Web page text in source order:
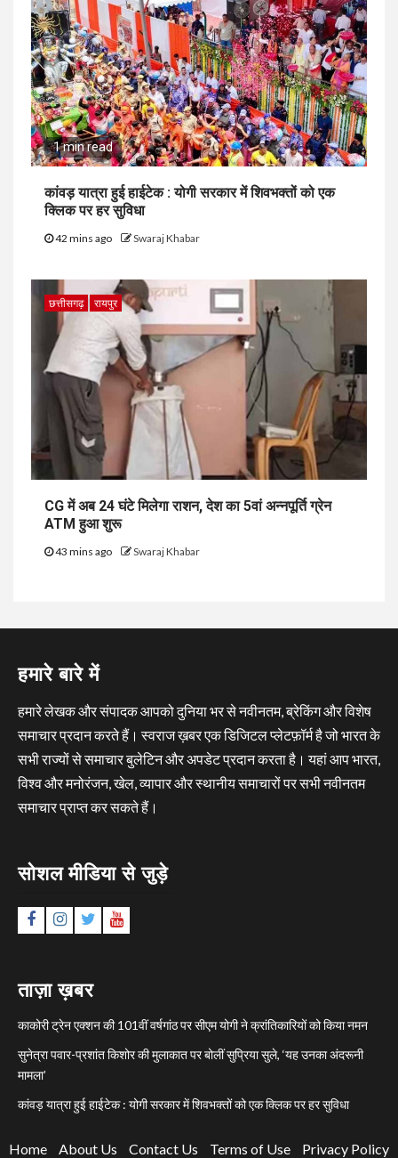
1 min read
कांवड़ यात्रा हुई हाईटेक : योगी सरकार में शिवभक्तों को एक
क्लिक पर हर सुविधा
42 mins ago Swaraj Khabar
छत्तीसगढ़ रायपुर
CG में अब 24 घंटे मिलेगा राशन, देश का 5वां अन्नपूर्ति ग्रेन
ATM हुआ शुरू
43 mins ago Swaraj Khabar
हमारे बारे में
हमारे लेखक और संपादक आपको दुनिया भर से नवीनतम, ब्रेकिंग और विशेष
समाचार प्रदान करते हैं। स्वराज ख़बर एक डिजिटल प्लेटफ़ॉर्म है जो भारत के
सभी राज्यों से समाचार बुलेटिन और अपडेट प्रदान करता है। यहां आप भारत,
विश्व और मनोरंजन, खेल, व्यापार और स्थानीय समाचारों पर सभी नवीनतम
समाचार प्राप्त कर सकते हैं।
सोशल मीडिया से जुड़े
FacebookInstagram
TwitterYouTube
ताज़ा ख़बर
काकोरी ट्रेन एक्शन की 101वीं वर्षगांठ पर सीएम योगी ने क्रांतिकारियों को किया नमन
सुनेत्रा पवार-प्रशांत किशोर की मुलाकात पर बोलीं सुप्रिया सुले, ‘यह उनका अंदरूनी
मामला’
कांवड़ यात्रा हुई हाईटेक : योगी सरकार में शिवभक्तों को एक क्लिक पर हर सुविधा
Home About Us Contact Us Terms of Use Privacy Policy